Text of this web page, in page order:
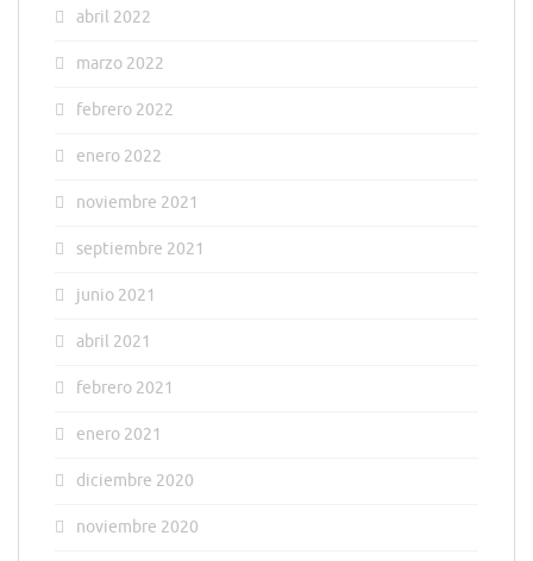
abril 2022
marzo 2022
febrero 2022
enero 2022
noviembre 2021
septiembre 2021
junio 2021
abril 2021
febrero 2021
enero 2021
diciembre 2020
noviembre 2020